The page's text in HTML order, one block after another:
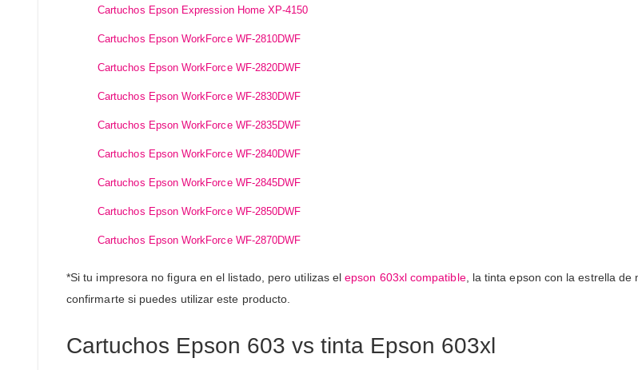
Cartuchos Epson Expression Home XP-4150
Cartuchos Epson WorkForce WF-2810DWF
Cartuchos Epson WorkForce WF-2820DWF
Cartuchos Epson WorkForce WF-2830DWF
Cartuchos Epson WorkForce WF-2835DWF
Cartuchos Epson WorkForce WF-2840DWF
Cartuchos Epson WorkForce WF-2845DWF
Cartuchos Epson WorkForce WF-2850DWF
Cartuchos Epson WorkForce WF-2870DWF
*Si tu impresora no figura en el listado, pero utilizas elepson 603xl compatible, la tinta epson con la estrella
confirmarte si puedes utilizar este producto.
Cartuchos Epson 603 vs tinta Epson 603xl